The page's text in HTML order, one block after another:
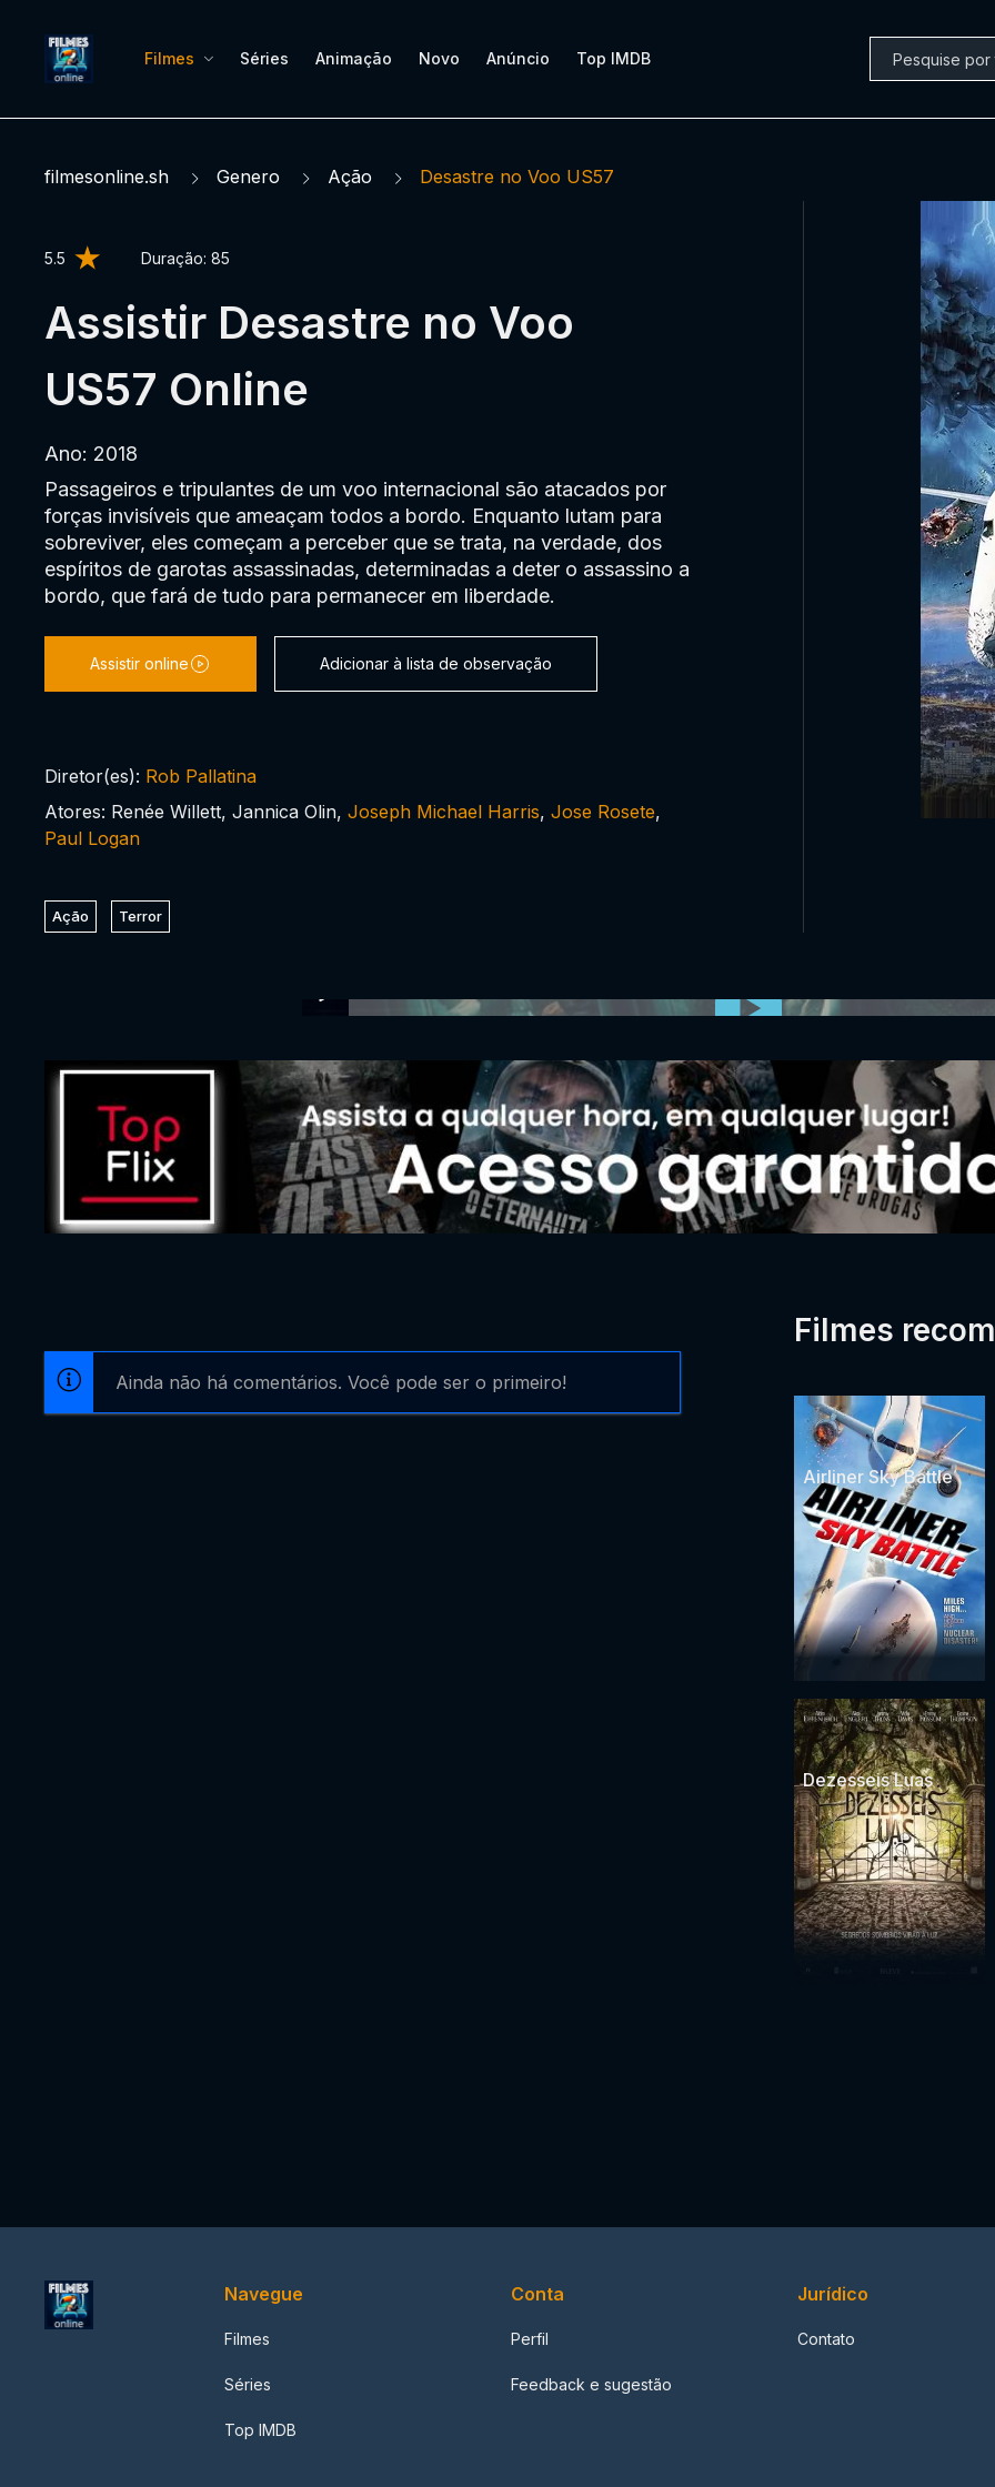
Filmes Séries Animação Novo Anúncio Top IMDB
filmesonline.sh Genero Ação Desastre no Voo US57
5.5 Duração: 85
Assistir Desastre no Voo
US57 Online
Ano: 2018
Passageiros e tripulantes de um voo internacional são atacados por
forças invisíveis que ameaçam todos a bordo. Enquanto lutam para
sobreviver, eles começam a perceber que se trata, na verdade, dos
espíritos de garotas assassinadas, determinadas a deter o assassino a
bordo, que fará de tudo para permanecer em liberdade.
Assistir online Adicionar à lista de observação
Diretor(es): Rob Pallatina
Atores: Renée Willett, Jannica Olin, Joseph Michael Harris, Jose Rosete,
Paul Logan
Ação Terror
Ainda não há comentários. Você pode ser o primeiro!
Filmes
Airliner Sky Battle
Dezesseis Luas
Navegue
Filmes
Séries
Top IMDB
Conta
Perfil
Feedback e sugestão
Jurídico
Contato